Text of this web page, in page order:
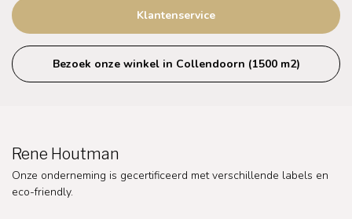
Klantenservice
Bezoek onze winkel in Collendoorn (1500 m2)
Rene Houtman
Onze onderneming is gecertificeerd met verschillende labels en
eco-friendly.